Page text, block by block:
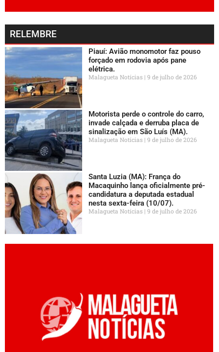
RELEMBRE
Piauí: Avião monomotor faz pouso
forçado em rodovia após pane
elétrica.
Malagueta Notícias 9 de julho de 2026
Motorista perde o controle do carro,
invade calçada e derruba placa de
sinalização em São Luís (MA).
Malagueta Notícias 9 de julho de 2026
Santa Luzia (MA): França do
Macaquinho lança oficialmente pré-
candidatura a deputada estadual
nesta sexta-feira (10/07).
Malagueta Notícias 9 de julho de 2026